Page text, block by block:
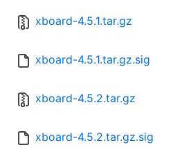
xboard-4.5.1.tar.gz
xboard-4.5.1.tar.gz.sig
xboard-4.5.2.tar.gz
xboard-4.5.2.tar.gz.sig